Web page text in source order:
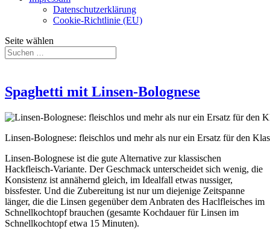
Datenschutzerklärung
Cookie-Richtlinie (EU)
Seite wählen
Spaghetti mit Linsen-Bolognese
Linsen-Bolognese: fleischlos und mehr als nur ein Ersatz für den
Linsen-Bolognese ist die gute Alternative zur klassischen
Hackfleisch-Variante. Der Geschmack unterscheidet sich wenig, die
Konsistenz ist annähernd gleich, im Idealfall etwas nussiger,
bissfester. Und die Zubereitung ist nur um diejenige Zeitspanne
länger, die die Linsen gegenüber dem Anbraten des Haclfleisches im
Schnellkochtopf brauchen (gesamte Kochdauer für Linsen im
Schnellkochtopf etwa 15 Minuten).